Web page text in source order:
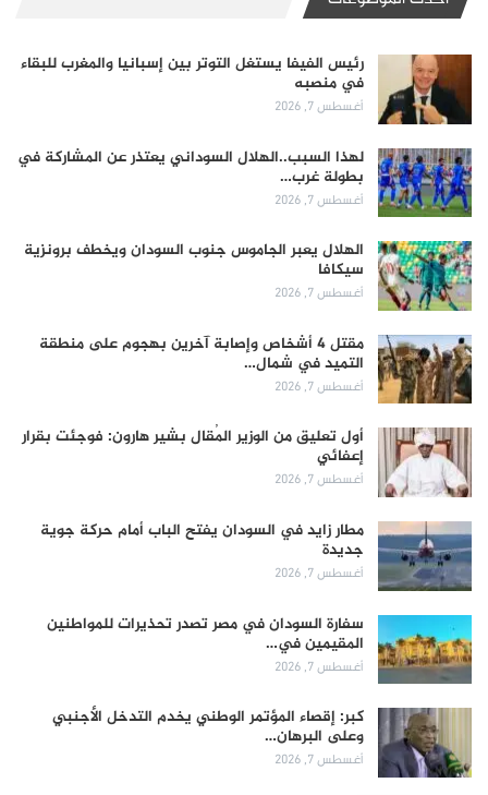
رئيس الفيفا يستغل التوتر بين إسبانيا والمغرب للبقاء
في منصبه
أغسطس 7, 2026
لهذا السبب..الهلال السوداني يعتذر عن المشاركة في
بطولة غرب…
أغسطس 7, 2026
الهلال يعبر الجاموس جنوب السودان ويخطف برونزية
سيكافا
أغسطس 7, 2026
مقتل 4 أشخاص وإصابة آخرين بهجوم على منطقة
التميد في شمال…
أغسطس 7, 2026
أول تعليق من الوزير المُقال بشير هارون: فوجئت بقرار
إعفائي
أغسطس 7, 2026
مطار زايد في السودان يفتح الباب أمام حركة جوية
جديدة
أغسطس 7, 2026
سفارة السودان في مصر تصدر تحذيرات للمواطنين
المقيمين في…
أغسطس 7, 2026
كبر: إقصاء المؤتمر الوطني يخدم التدخل الأجنبي
وعلى البرهان…
أغسطس 7, 2026